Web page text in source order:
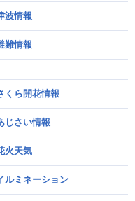
波情報
難情報
くら開花情報
じさい情報
火天気
ルミネーション